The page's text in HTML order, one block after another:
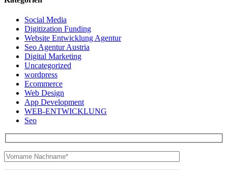
Social Media
Digitization Funding
Website Entwicklung Agentur
Seo Agentur Austria
Digital Marketing
Uncategorized
wordpress
Ecommerce
Web Design
App Development
WEB-ENTWICKLUNG
Seo